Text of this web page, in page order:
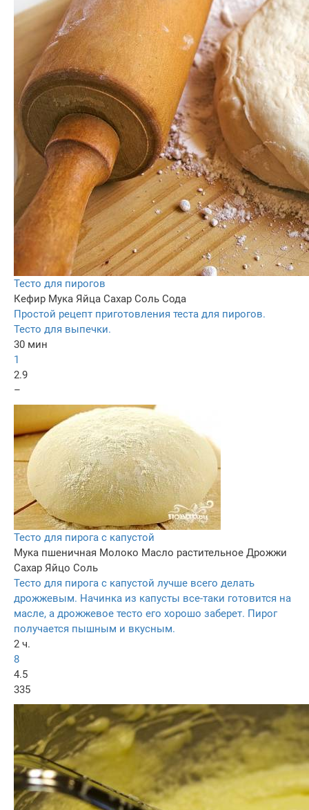
Тесто для пирогов
Кефир Мука Яйца Сахар Соль Сода
Простой рецепт приготовления теста для пирогов.
Тесто для выпечки.
30 мин
1
2.9
–
Тесто для пирога с капустой
Мука пшеничная Молоко Масло растительное Дрожжи
Сахар Яйцо Соль
Тесто для пирога с капустой лучше всего делать
дрожжевым. Начинка из капусты все-таки готовится на
масле, а дрожжевое тесто его хорошо заберет. Пирог
получается пышным и вкусным.
2 ч.
8
4.5
335